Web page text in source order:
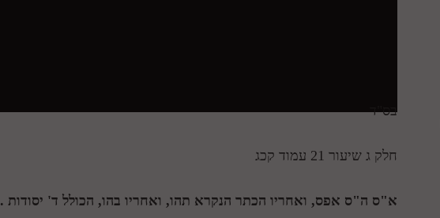
בס"ד
חלק ג שיעור 21 עמוד קכג
א"ס ה"ס אפס, ואחריו הכתר הנקרא תהו, ואחריו בהו, הכולל ד' יסודות .